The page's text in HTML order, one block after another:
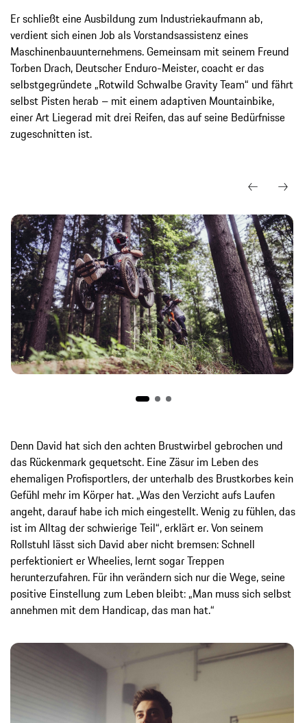
Er schließt eine Ausbildung zum Industriekaufmann ab,
verdient sich einen Job als Vorstandsassistenz eines
Maschinenbauunternehmens. Gemeinsam mit seinem Freund
Torben Drach, Deutscher Enduro-Meister, coacht er das
selbstgegründete „Rotwild Schwalbe Gravity Team“ und fährt
selbst Pisten herab – mit einem adaptiven Mountainbike,
einer Art Liegerad mit drei Reifen, das auf seine Bedürfnisse
zugeschnitten ist.
Denn David hat sich den achten Brustwirbel gebrochen und
das Rückenmark gequetscht. Eine Zäsur im Leben des
ehemaligen Profisportlers, der unterhalb des Brustkorbes kein
Gefühl mehr im Körper hat. „Was den Verzicht aufs Laufen
angeht, darauf habe ich mich eingestellt. Wenig zu fühlen, das
ist im Alltag der schwierige Teil“, erklärt er. Von seinem
Rollstuhl lässt sich David aber nicht bremsen: Schnell
perfektioniert er Wheelies, lernt sogar Treppen
herunterzufahren. Für ihn verändern sich nur die Wege, seine
positive Einstellung zum Leben bleibt: „Man muss sich selbst
annehmen mit dem Handicap, das man hat.“